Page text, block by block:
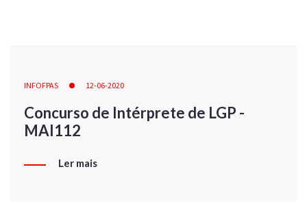
INFOFPAS 12-06-2020
Concurso de Intérprete de LGP -
MAI112
Ler mais